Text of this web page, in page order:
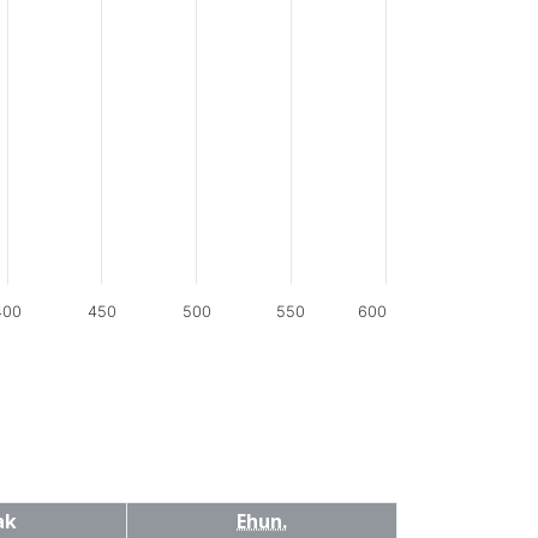
450 500 550 600
Ehun.